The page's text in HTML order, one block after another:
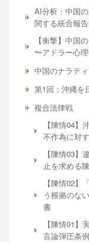
AI分析：中国
関する統合報
【衝撃】中国
〜アドラー心
中国のナラテ
第1回：沖縄を
複合法律戦
【陳情04
不作為に対
【陳情03
止を求める
【陳情02
う根拠のな
書
【陳情01
言論弾圧条